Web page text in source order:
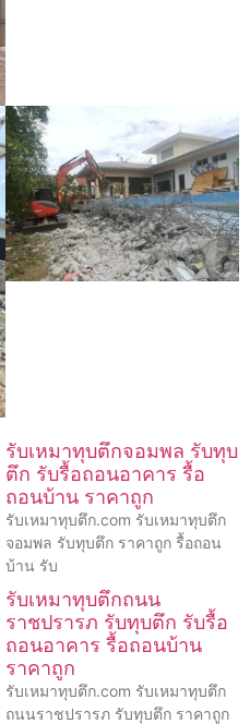
รับเหมาทุบตึกจอมพล รับทุบ
ตึก รับรื้อถอนอาคาร รื้อ
ถอนบ้าน ราคาถูก
รับเหมาทุบตึก.com รับเหมาทุบตึก
จอมพล รับทุบตึก ราคาถูก รื้อถอน
บ้าน รับ
รับเหมาทุบตึกถนน
ราชปรารภ รับทุบตึก รับรื้อ
ถอนอาคาร รื้อถอนบ้าน
ราคาถูก
รับเหมาทุบตึก.com รับเหมาทุบตึก
ถนนราชปรารภ รับทุบตึก ราคาถูก